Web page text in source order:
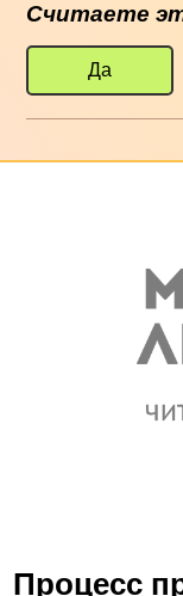
Считаете
Да
Процесс